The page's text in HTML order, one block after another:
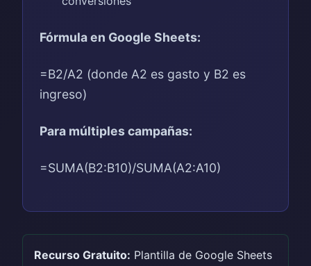
Fórmula en Google Sheets:
=B2/A2 (donde A2 es gasto y B2 es
ingreso)
Para múltiples campañas:
=SUMA(B2:B10)/SUMA(A2:A10)
Recurso Gratuito: Plantilla de Google Sheets